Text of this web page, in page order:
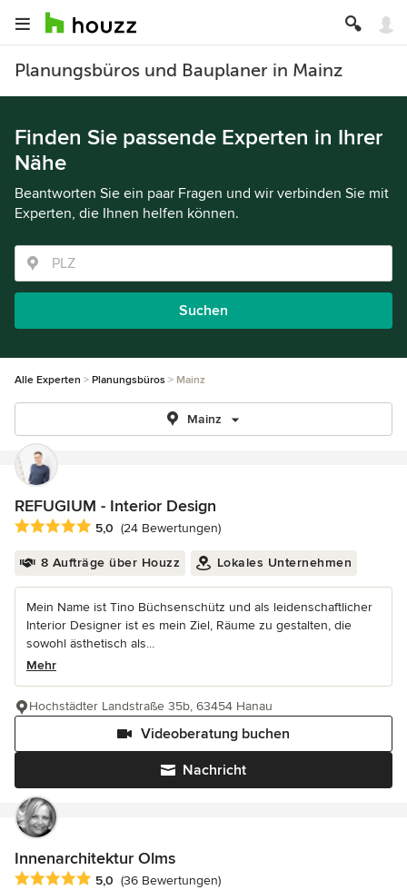
Planungsbüros und Bauplaner in Mainz
Finden Sie passende Experten in Ihrer
Nähe
Beantworten Sie ein paar Fragen und wir verbinden Sie mit
Experten, die Ihnen helfen können.
Suchen
Alle Experten Planungsbüros Mainz
Mainz
REFUGIUM - Interior Design
Durchschnittliche Bewertung: 5 von 5 Sternen
5,0 (24 Bewertungen)
8 Aufträge über Houzz Lokales Unternehmen
Mein Name ist Tino Büchsenschütz und als leidenschaftlicher
Interior Designer ist es mein Ziel, Räume zu gestalten, die
sowohl ästhetisch als...
Mehr
Nachricht
Videoberatung buchen
Hochstädter Landstraße 35b, 63454 Hanau
Innenarchitektur Olms
Durchschnittliche Bewertung: 5 von 5 Sternen
5,0 (36 Bewertungen)